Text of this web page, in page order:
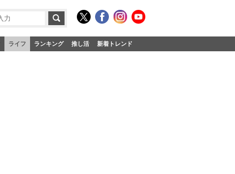
ライフ ランキング 推し活 新着トレンド